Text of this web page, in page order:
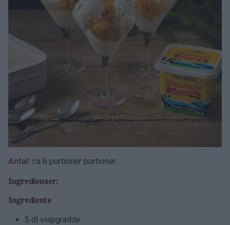
Antal: ca 6 portioner portioner
Ingredienser:
Ingredients
5 dl vispgrädde